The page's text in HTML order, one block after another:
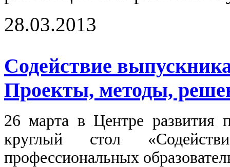
28.03.2013
Содействие
Проекты, методы,
26 марта в Центре развития
круглый стол
профессиональных